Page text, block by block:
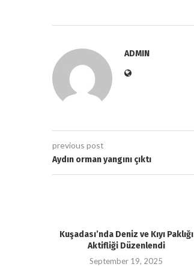
ADMIN
previous post
Aydın orman yangını çıktı
Kuşadası’nda Deniz ve Kıyı Paklığı
Aktifliği Düzenlendi
September 19, 2025